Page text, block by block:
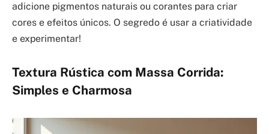
adicione pigmentos naturais ou corantes para criar
cores e efeitos únicos. O segredo é usar a criatividade
e experimentar!
Textura Rústica com Massa Corrida:
Simples e Charmosa